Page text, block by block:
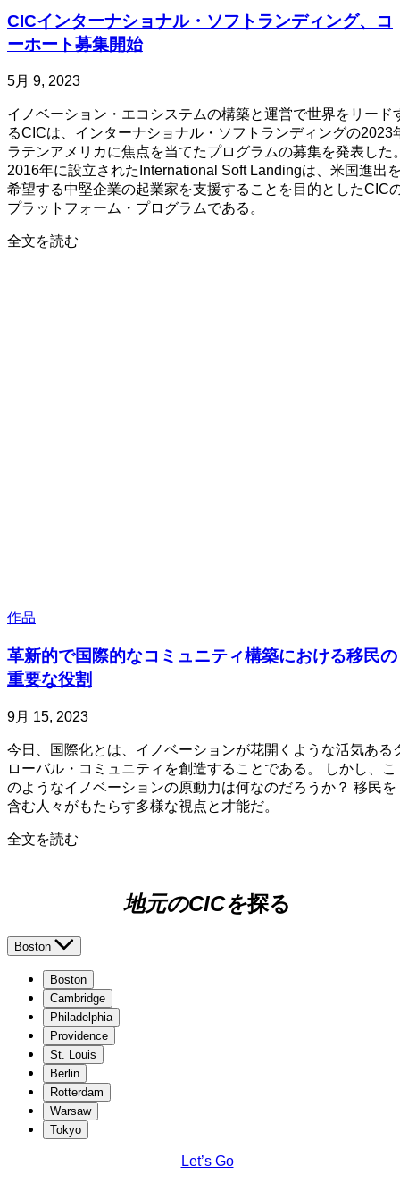
CICインターナショナル・ソフトランディング、コ
ーホート募集開始
投
日
5月 9, 2023更
日
5
月
30,
2025
イノベーション・エコシステムの構築と運営で世界をリード
るCICは、インターナショナル・ソフトランディングの2023
ラテンアメリカに焦点を当てたプログラムの募集を発表した
2016年に設立されたInternational Soft Landingは、米国進出
希望する中堅企業の起業家を支援することを目的としたCIC
プラットフォーム・プログラムである。
全文を読む
ホ
ー
ト
集
開
始
作品
革新的で国際的なコミュニティ構築における移民の
重要な役割
投
日
9月 15, 2023更
日
8
月
8,
今日、国際化とは、イノベーションが花開くような活気ある
ローバル・コミュニティを創造することである。 しかし、こ
のようなイノベーションの原動力は何なのだろうか？ 移民を
含む人々がもたらす多様な視点と才能だ。
全文を読む
的
な
コ
ミ
ュ
ニ
テ
ィ
構
築
地元のCICを探る
Boston
Boston
Cambridge
Philadelphia
Providence
St. Louis
Berlin
Rotterdam
Warsaw
Tokyo
Let’s Go